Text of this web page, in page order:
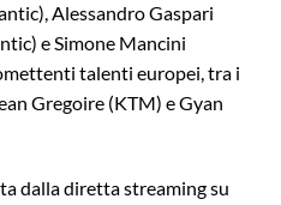
Alessandro Gaspari
e Simone Mancini
talenti europei, tra i
Gregoire (KTM) e Gyan
dalla diretta streaming su